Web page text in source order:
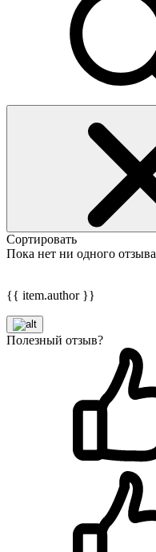
Сортировать
Пока нет ни одного отзыва
{{ item.author }}
Полезный отзыв?